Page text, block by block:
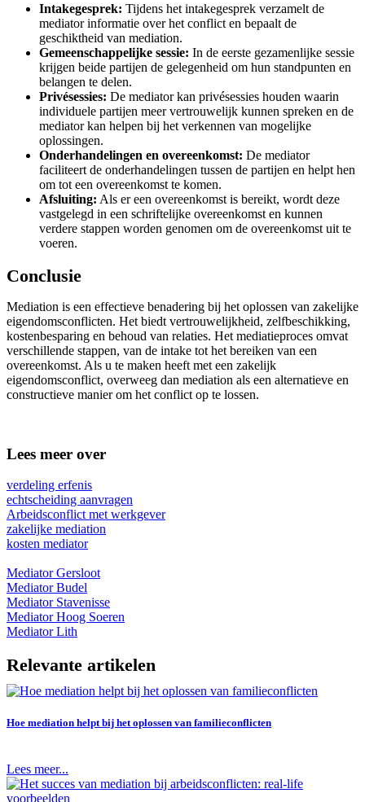
Intakegesprek: Tijdens het intakegesprek verzamelt de
mediator informatie over het conflict en bepaalt de
geschiktheid van mediation.
Gemeenschappelijke sessie: In de eerste gezamenlijke sessie
krijgen beide partijen de gelegenheid om hun standpunten en
belangen te delen.
Privésessies: De mediator kan privésessies houden waarin
individuele partijen meer vertrouwelijk kunnen spreken en de
mediator kan helpen bij het verkennen van mogelijke
oplossingen.
Onderhandelingen en overeenkomst: De mediator
faciliteert de onderhandelingen tussen de partijen en helpt hen
om tot een overeenkomst te komen.
Afsluiting: Als er een overeenkomst is bereikt, wordt deze
vastgelegd in een schriftelijke overeenkomst en kunnen
verdere stappen worden genomen om de overeenkomst uit te
voeren.
Conclusie
Mediation is een effectieve benadering bij het oplossen van zakelijke
eigendomsconflicten. Het biedt vertrouwelijkheid, zelfbeschikking,
kostenbesparing en behoud van relaties. Het mediatieproces omvat
verschillende stappen, van de intake tot het bereiken van een
overeenkomst. Als u te maken heeft met een zakelijk
eigendomsconflict, overweeg dan mediation als een alternatieve en
constructieve manier om het conflict op te lossen.
Lees meer over
verdeling erfenis
echtscheiding aanvragen
Arbeidsconflict met werkgever
zakelijke mediation
kosten mediator
Mediator Gersloot
Mediator Budel
Mediator Stavenisse
Mediator Hoog Soeren
Mediator Lith
Relevante artikelen
Hoe mediation helpt bij het oplossen van familieconflicten
Lees meer...